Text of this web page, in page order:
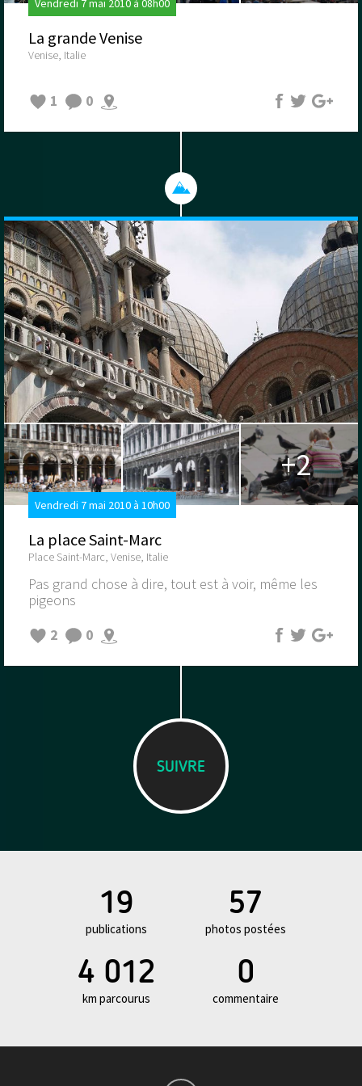
Vendredi 7 mai 2010 à 08h00
La grande Venise
Venise, Italie
1 0
+2
Vendredi 7 mai 2010 à 10h00
La place Saint-Marc
Place Saint-Marc, Venise, Italie
Pas grand chose à dire, tout est à voir, même les
pigeons
2
0
SUIVRE
19
publications
57
photos postées
4 012
km parcourus
0
commentaire